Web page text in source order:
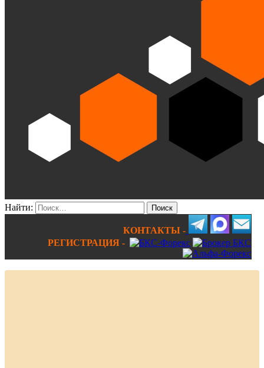
Найти:
КОНТАКТЫ -
РЕГИСТРАЦИЯ -